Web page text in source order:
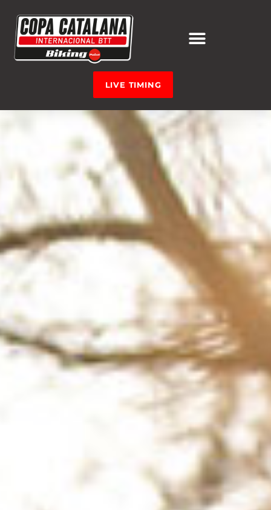
LIVE TIMING